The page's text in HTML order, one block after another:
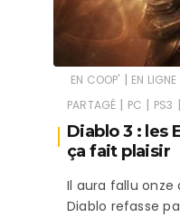
EN COOP' | EN LIGNE
PARTAGÉ | PC | PS3 |
Diablo 3 : les
ça fait plaisir
Il aura fallu onze
Diablo refasse